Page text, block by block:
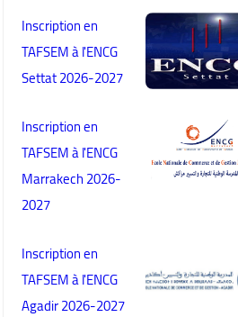
Inscription en
TAFSEM à l'ENCG
Settat 2026-2027
Inscription en
TAFSEM à l'ENCG
Marrakech 2026-
2027
Inscription en
TAFSEM à l'ENCG
Agadir 2026-2027